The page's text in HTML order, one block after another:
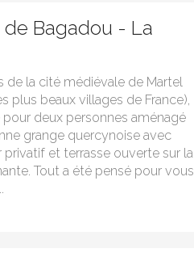
de Bagadou - La
de la cité médiévale de Martel
plus beaux villages de France),
deux personnes aménagé
grange quercynoise avec
privatif et terrasse ouverte sur la
Tout a été pensé pour vous